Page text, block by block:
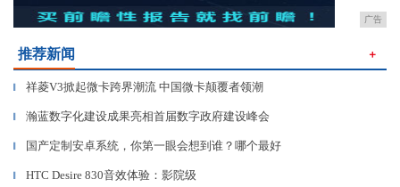
广告
推荐新闻 ＋
▎ 祥菱V3掀起微卡跨界潮流 中国微卡颠覆者领潮
▎ 瀚蓝数字化建设成果亮相首届数字政府建设峰会
▎ 国产定制安卓系统，你第一眼会想到谁？哪个最好
▎ HTC Desire 830音效体验：影院级